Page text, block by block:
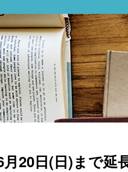
月20日(日)まで